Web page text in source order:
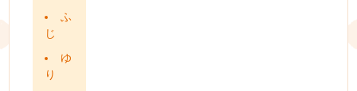
ふ
じ
ゆ
り